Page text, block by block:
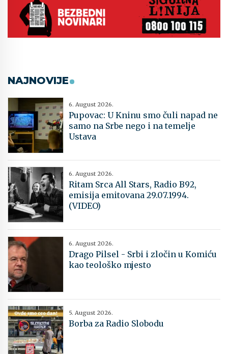
NAJNOVIJE
6. August 2026.
Pupovac: U Kninu smo čuli napad ne
samo na Srbe nego i na temelje
Ustava
6. August 2026.
Ritam Srca All Stars, Radio B92,
emisija emitovana 29.07.1994.
(VIDEO)
6. August 2026.
Drago Pilsel - Srbi i zločin u Komiću
kao teološko mjesto
5. August 2026.
Borba za Radio Slobodu